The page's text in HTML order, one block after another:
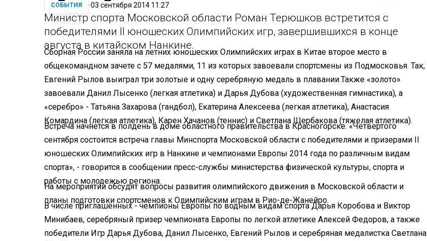
СОБЫТИЯ 03 сентября 2014 11:27
Министр спорта Московской области Роман Терюшков встретится с
победителями II юношеских Олимпийских игр, завершившихся в конце
августа в китайском Нанкине.
Сборная России заняла на летних юношеских Олимпийских играх в Китае второе место в
общекомандном зачете с 57 медалями, 11 из которых завоевали спортсмены из Подмосковья. Так,
Евгений Рылов выиграл три золотые и одну серебряную медаль в плавании.Также «золото»
завоевали Данил Лысенко (легкая атлетика) и Дарья Дубова (художественная гимнастика), а
«серебро» - Татьяна Захарова (гандбол), Екатерина Алексеева (легкая атлетика), Анастасия
Комардина (легкая атлетика), Карен Хачанов (теннис) и Светлана Щербакова (тяжелая атлетика).
Встреча начнется в полдень в доме областного правительства в Красногорске. «Четвертого
сентября состоится встреча главы Минспорта Московской области с победителями и призерами II
юношеских Олимпийских игр в Нанкине и чемпионами Европы 2014 года по различным видам
спорта», - говорится в сообщении пресс-службы министерства физической культуры, спорта и
работы с молодежью региона.
На мероприятии обсудят вопросы развития олимпийского движения в Московской области и
планы подготовки спортсменов к Олимпийским играм в Рио-де-Жанейро.
В числе приглашенных - чемпионы Европы по водным видам спорта Дарья Коробова и Виктор
Минибаев, серебряный призер чемпионата Европы по легкой атлетике Алексей Федоров, а также
победители Игр Дарья Дубова, Данил Лысенко, Евгений Рылов и серебряная медалистка Светлана